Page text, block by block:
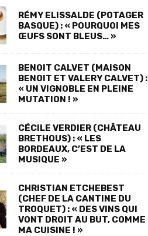
RÉMY ELISSALDE (POTAGER
BASQUE) : « POURQUOI MES
ŒUFS SONT BLEUS… »
BENOIT CALVET (MAISON
BENOIT ET VALERY CALVET) :
« UN VIGNOBLE EN PLEINE
MUTATION ! »
CÉCILE VERDIER (CHÂTEAU
BRETHOUS) : « LES
BORDEAUX, C’EST DE LA
MUSIQUE »
CHRISTIAN ETCHEBEST
(CHEF DE LA CANTINE DU
TROQUET) : « DES VINS QUI
VONT DROIT AU BUT, COMME
MA CUISINE ! »